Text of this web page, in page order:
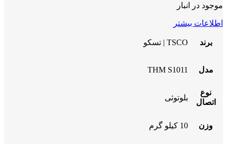
موجود در انبار
اطلاعات بیشتر
برند TSCO | تسکو
مدل THM S1011
نوع
اتصال
بلوتوثی
وزن 10 کیلو گرم